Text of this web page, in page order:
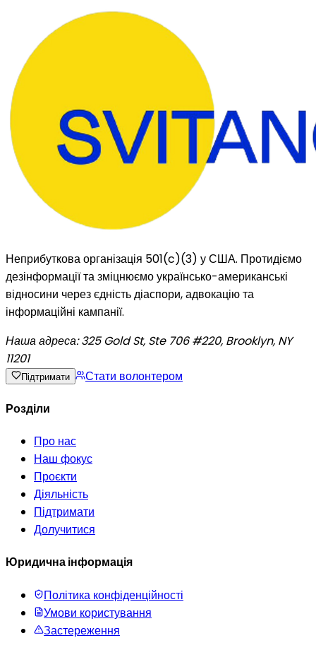
Неприбуткова організація 501(c)(3) у США. Протидіємо
дезінформації та зміцнюємо українсько-американські
відносини через єдність діаспори, адвокацію та
інформаційні кампанії.
Наша адреса: 325 Gold St, Ste 706 #220, Brooklyn, NY
11201
Підтримати Стати волонтером
Розділи
Про нас
Наш фокус
Проєкти
Діяльність
Підтримати
Долучитися
Юридична інформація
Політика конфіденційності
Умови користування
Застереження